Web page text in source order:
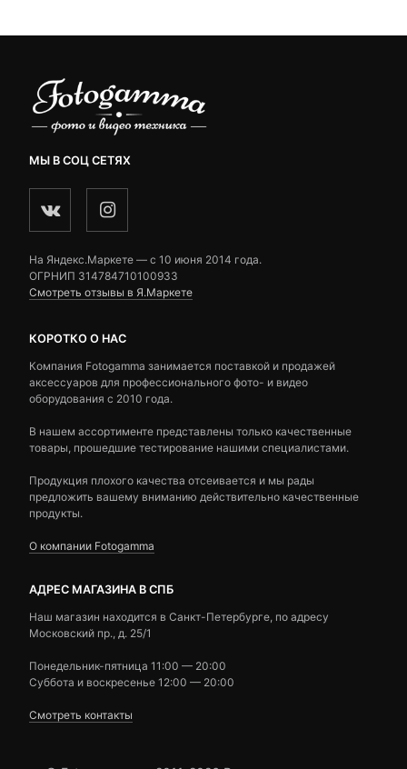
МЫ В СОЦ СЕТЯХ
На Яндекс.Маркете — c 10 июня 2014 года.
ОГРНИП 314784710100933
Смотреть отзывы в Я.Маркете
КОРОТКО О НАС
Компания Fotogamma занимается поставкой и продажей
аксессуаров для профессионального фото- и видео
оборудования с 2010 года.
В нашем ассортименте представлены только качественные
товары, прошедшие тестирование нашими специалистами.
Продукция плохого качества отсеивается и мы рады
предложить вашему вниманию действительно качественные
продукты.
О компании Fotogamma
АДРЕС МАГАЗИНА В СПБ
Наш магазин находится в Санкт-Петербурге, по адресу
Московский пр., д. 25/1
Понедельник-пятница 11:00 — 20:00
Суббота и воскресенье 12:00 — 20:00
Смотреть контакты